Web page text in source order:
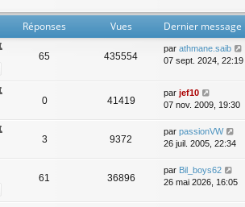
Réponses Vues Dernier message
65 435554
par athmane.saib
07 sept. 2024, 22:19
0 41419
par jef10
07 nov. 2009, 19:30
3 9372
par passionVW
26 juil. 2005, 22:34
61 36896
par Bil_boys62
26 mai 2026, 16:05